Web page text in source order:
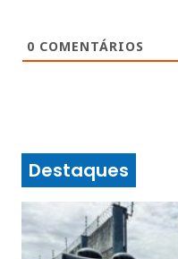
0 COMENTÁRIOS
Destaques